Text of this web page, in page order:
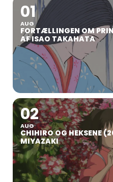
01
AUG
FORTÆLLINGEN OM
AF ISAO TAKAHATA
02
AUG
CHIHIRO OG HEKSENE
MIYAZAKI